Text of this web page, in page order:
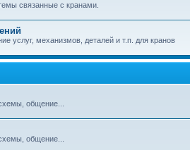
связанные с кранами.
услуг, механизмов, деталей и т.п. для кранов
общение...
общение...